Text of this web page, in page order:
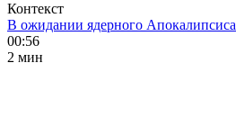
Контекст
В ожидании ядерного Апокалипсиса
00:56
2 мин